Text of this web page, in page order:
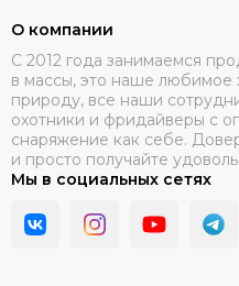
О компании
C 2012 года занимаемся
в массы, это наше
природу, все наши
охотники и фридайверы с
снаряжение как себе.
и просто получайте
Мы в социальных сетях